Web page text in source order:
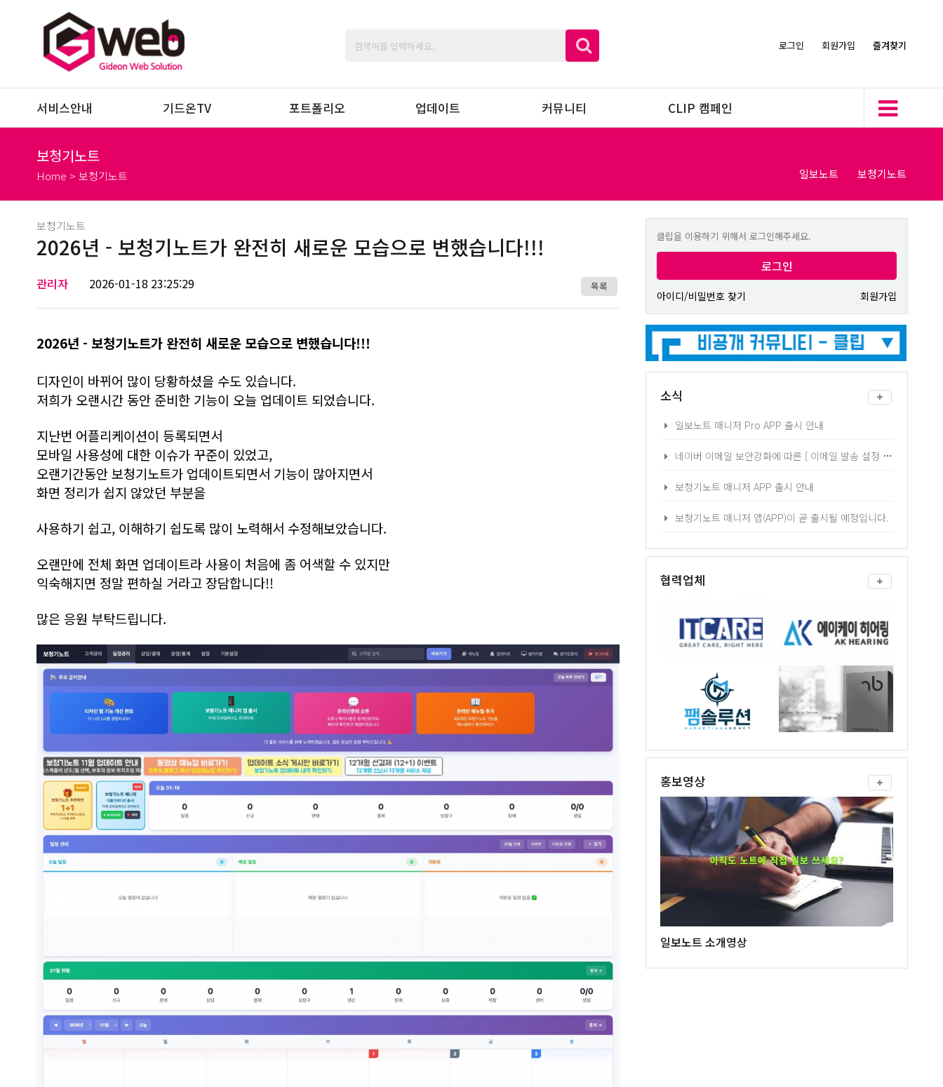
로그인 회원가입 즐겨찾기
서비스안내 기드온TV 포트폴리오 업데이트 커뮤니티 CLIP 캠페인
보청기노트
Home > 보청기노트 일보노트 보청기노트
보청기노트
2026년 - 보청기노트가 완전히 새로운 모습으로 변했습니다!!!
관리자 2026-01-18 23:25:29 목록
2026년 - 보청기노트가 완전히 새로운 모습으로 변했습니다!!!
디자인이 바뀌어 많이 당황하셨을 수도 있습니다.
저희가 오랜시간 동안 준비한 기능이 오늘 업데이트 되었습니다.
지난번 어플리케이션이 등록되면서
모바일 사용성에 대한 이슈가 꾸준이 있었고,
오랜기간동안 보청기노트가 업데이트되면서 기능이 많아지면서
화면 정리가 쉽지 않았던 부분을
사용하기 쉽고, 이해하기 쉽도록 많이 노력해서 수정해보았습니다.
오랜만에 전체 화면 업데이트라 사용이 처음에 좀 어색할 수 있지만
익숙해지면 정말 편하실 거라고 장담합니다!!
많은 응원 부탁드립니다.
클립을 이용하기 위해서 로그인해주세요.
로그인
아이디/비밀번호 찾기 회원가입
소식
일보노트 매니저 Pro APP 출시 안내
네이버 이메일 보안강화에 따른 [ 이메일 발송 설정 ] 2차 인증 - 어플리케이션 비밀번호 발급 방법 안내
보청기노트 매니저 APP 출시 안내
보청기노트 매니저 앱(APP)이 곧 출시될 예정입니다.
협력업체
홍보영상
일보노트 소개영상